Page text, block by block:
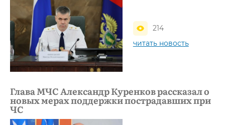
214
читать новость
Глава МЧС Александр Куренков рассказал о
новых мерах поддержки пострадавших при
ЧС